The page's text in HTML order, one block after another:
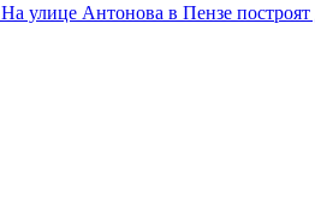
На улице Антонова в Пензе